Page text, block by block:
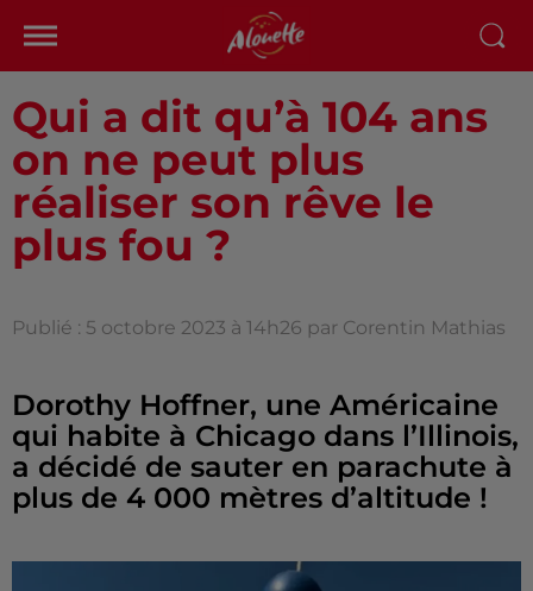
Qui a dit qu’à 104 ans
on ne peut plus
réaliser son rêve le
plus fou ?
Publié : 5 octobre 2023 à 14h26 par Corentin Mathias
Dorothy Hoffner, une Américaine
qui habite à Chicago dans l’Illinois,
a décidé de sauter en parachute à
plus de 4 000 mètres d’altitude !